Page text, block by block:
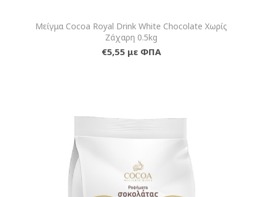
Μείγμα Cocoa Royal Drink White Chocolate Χωρίς
Ζάχαρη 0.5kg
€5,55 με ΦΠΑ